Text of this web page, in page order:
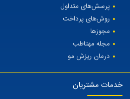
پرسش‌های متداول
روش‌های پرداخت
مجوزها
مجله مهتاطب
درمان ریزش مو
خدمات مشتریان